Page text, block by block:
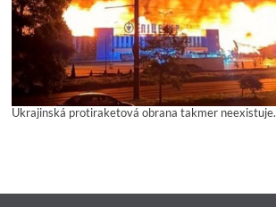
Ukrajinská protiraketová obrana takmer neexistuje.